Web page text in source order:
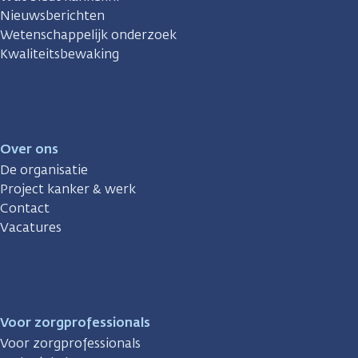
Nieuwsberichten
Wetenschappelijk onderzoek
Kwaliteitsbewaking
Over ons
De organisatie
Project kanker & werk
Contact
Vacatures
Voor zorgprofessionals
Voor zorgprofessionals